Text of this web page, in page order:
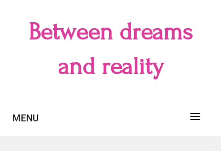
Between dreams
and reality
MENU